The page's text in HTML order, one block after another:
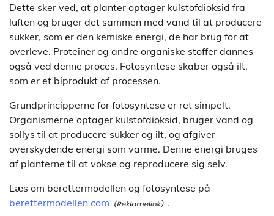
Dette sker ved, at planter optager kulstofdioksid fra
luften og bruger det sammen med vand til at producere
sukker, som er den kemiske energi, de har brug for at
overleve. Proteiner og andre organiske stoffer dannes
også ved denne proces. Fotosyntese skaber også ilt,
som er et biprodukt af processen.
Grundprincipperne for fotosyntese er ret simpelt.
Organismerne optager kulstofdioksid, bruger vand og
sollys til at producere sukker og ilt, og afgiver
overskydende energi som varme. Denne energi bruges
af planterne til at vokse og reproducere sig selv.
Læs om berettermodellen og fotosyntese på
berettermodellen.com
.